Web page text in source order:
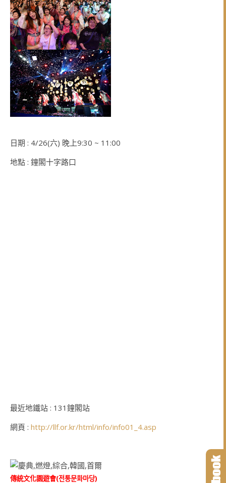
日期 : 4/26(六) 晚上9:30 ~ 11:00
地點 : 鐘閣十字路口
最近地鐵站 : 131鐘閣站
網頁 : http://llf.or.kr/html/info/info01_4.asp
傳統文化園遊會(전통문화마당)